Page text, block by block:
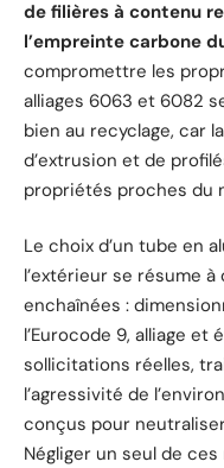
de filières à contenu
l’empreinte carbone
compromettre les
alliages 6063 et 6082
bien au recyclage, car
d’extrusion et de
propriétés proches du
Le choix d’un tube en
l’extérieur se résume
enchaînées :
l’Eurocode 9, alliage
sollicitations réelles,
l’agressivité de
conçus pour
Négliger un seul de